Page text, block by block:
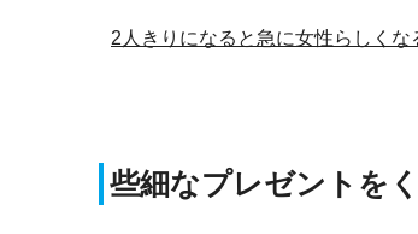
2人きりになると急に女性らしく
些細なプレゼントを